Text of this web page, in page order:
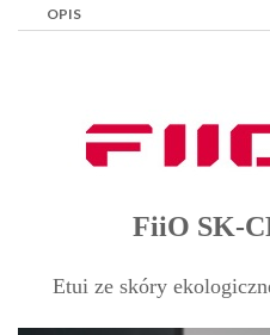
OPIS
FiiO SK-
Etui ze skóry